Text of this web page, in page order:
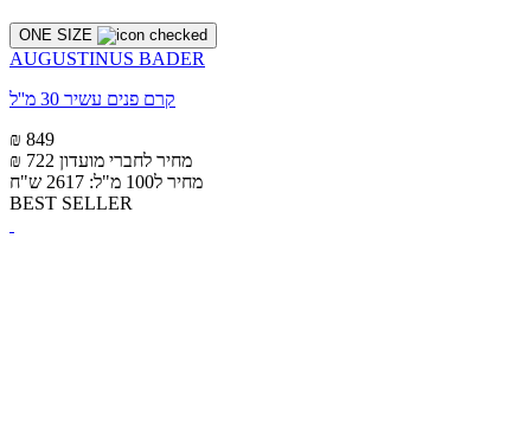
ONE SIZE
AUGUSTINUS BADER
קרם פנים עשיר 30 מ''ל
₪ 849
₪ 722 מחיר לחברי מועדון
מחיר ל100 מ"ל: 2617 ש"ח
BEST SELLER